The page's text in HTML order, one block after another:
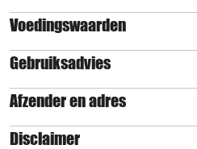
Voedingswaarden
Gebruiksadvies
Afzender en adres
Disclaimer